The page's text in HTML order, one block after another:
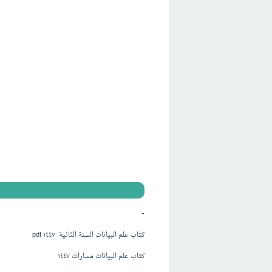
-
كتاب علم البيانات السنة الثانية ١٤٤٧ pdf
كتاب علم البيانات مسارات ١٤٤٧